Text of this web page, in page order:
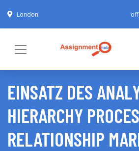
London
EINSATZ DES
HIERARCHY
RELATIONSHIP